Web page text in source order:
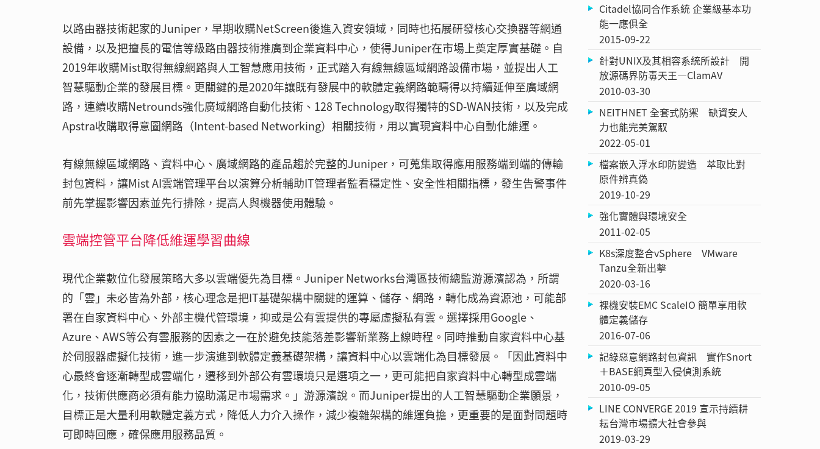
以路由器技術起家的Juniper，早期收購NetScreen後進入資安領域，同時也拓展研發核心交換器等網通
設備，以及把擅長的電信等級路由器技術推廣到企業資料中心，使得Juniper在市場上奠定厚實基礎。自
2019年收購Mist取得無線網路與人工智慧應用技術，正式踏入有線無線區域網路設備市場，並提出人工
智慧驅動企業的發展目標。更關鍵的是2020年讓既有發展中的軟體定義網路範疇得以持續延伸至廣域網
路，連續收購Netrounds強化廣域網路自動化技術、128 Technology取得獨特的SD-WAN技術，以及完成
Apstra收購取得意圖網路（Intent-based Networking）相關技術，用以實現資料中心自動化維運。
有線無線區域網路、資料中心、廣域網路的產品趨於完整的Juniper，可蒐集取得應用服務端到端的傳輸
封包資料，讓Mist AI雲端管理平台以演算分析輔助IT管理者監看穩定性、安全性相關指標，發生告警事件
前先掌握影響因素並先行排除，提高人與機器使用體驗。
雲端控管平台降低維運學習曲線
現代企業數位化發展策略大多以雲端優先為目標。Juniper Networks台灣區技術總監游源濱認為，所謂
的「雲」未必皆為外部，核心理念是把IT基礎架構中關鍵的運算、儲存、網路，轉化成為資源池，可能部
署在自家資料中心、外部主機代管環境，抑或是公有雲提供的專屬虛擬私有雲。選擇採用Google、
Azure、AWS等公有雲服務的因素之一在於避免技能落差影響新業務上線時程。同時推動自家資料中心基
於伺服器虛擬化技術，進一步演進到軟體定義基礎架構，讓資料中心以雲端化為目標發展。「因此資料中
心最終會逐漸轉型成雲端化，遷移到外部公有雲環境只是選項之一，更可能把自家資料中心轉型成雲端
化，技術供應商必須有能力協助滿足市場需求。」游源濱說。而Juniper提出的人工智慧驅動企業願景，
目標正是大量利用軟體定義方式，降低人力介入操作，減少複雜架構的維運負擔，更重要的是面對問題時
可即時回應，確保應用服務品質。
Citadel協同合作系統 企業級基本功
能一應俱全
2015-09-22
針對UNIX及其相容系統所設計 開
放源碼界防毒天王—ClamAV
2010-03-30
NEITHNET 全套式防禦 缺資安人
力也能完美駕馭
2022-05-01
檔案嵌入浮水印防變造 萃取比對
原件辨真偽
2019-10-29
強化實體與環境安全
2011-02-05
K8s深度整合vSphere VMware
Tanzu全新出擊
2020-03-16
裸機安裝EMC ScaleIO 簡單享用軟
體定義儲存
2016-07-06
記錄惡意網路封包資訊 實作Snort
＋BASE網頁型入侵偵測系統
2010-09-05
LINE CONVERGE 2019 宣示持續耕
耘台灣市場擴大社會參與
2019-03-29